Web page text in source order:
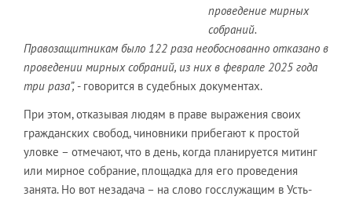
проведение мирных
собраний.
Правозащитникам было 122 раза необоснованно отказано в
проведении мирных собраний, из них в феврале 2025 года
три раза”, - говорится в судебных документах.
При этом, отказывая людям в праве выражения своих
гражданских свобод, чиновники прибегают к простой
уловке – отмечают, что в день, когда планируется митинг
или мирное собрание, площадка для его проведения
занята. Но вот незадача – на слово госслужащим в Усть-